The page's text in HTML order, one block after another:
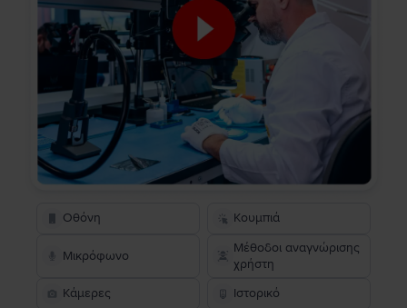
Οθόνη Κουμπιά
Μικρόφωνο
Μέθοδοι αναγνώρισης
χρήστη
Κάμερες
Ιστορικό